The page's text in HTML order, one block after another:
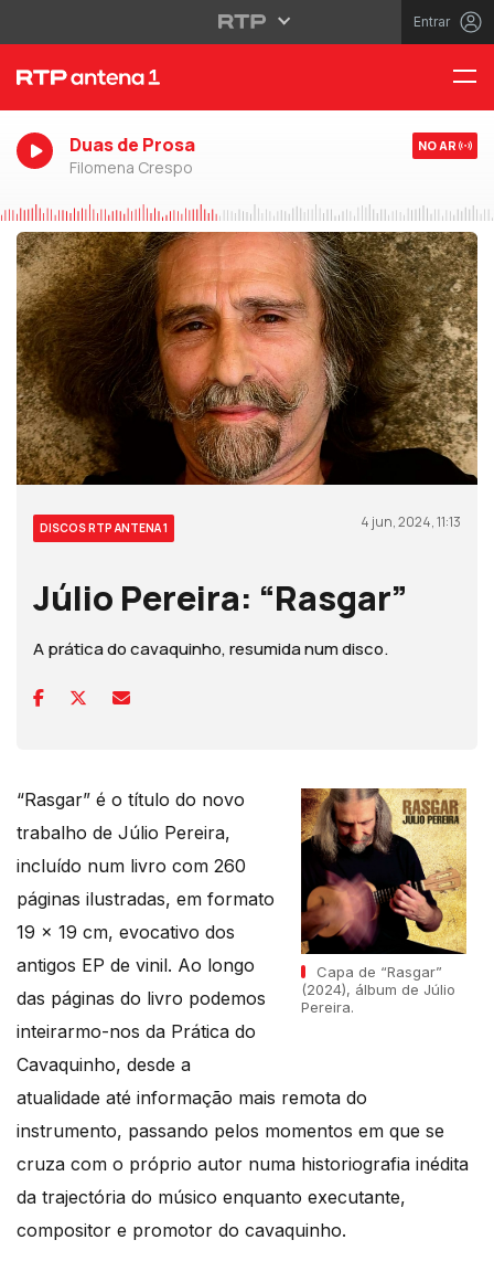
Entrar
Duas de Prosa
Filomena Crespo
NO AR
DISCOS RTP ANTENA 1 4 jun, 2024, 11:13
Júlio Pereira: “Rasgar”
A prática do cavaquinho, resumida num disco.
Capa de “Rasgar”
(2024), álbum de Júlio
Pereira.
“Rasgar” é o título do novo
trabalho de Júlio Pereira,
incluído num livro com 260
páginas ilustradas, em formato
19 x 19 cm, evocativo dos
antigos EP de vinil. Ao longo
das páginas do livro podemos
inteirarmo-nos da Prática do
Cavaquinho, desde a
atualidade até informação mais remota do
instrumento, passando pelos momentos em que se
cruza com o próprio autor numa historiografia inédita
da trajectória do músico enquanto executante,
compositor e promotor do cavaquinho.